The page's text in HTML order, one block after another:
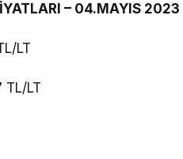
– 04.MAYIS 2023
LT
TL/LT